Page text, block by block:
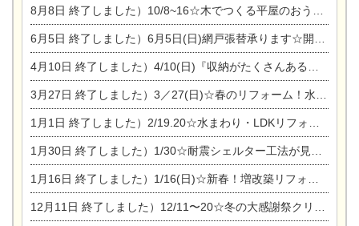
8月8日 終了しました）10/8~16☆木でつくる平屋のおうちのつくり方【完全予約制】
6月5日 終了しました）6月5日(日)網戸張替承ります☆開催！
4月10日 終了しました）4/10(日)『収納がたくさんあるおうち現場見学会』
3月27日 終了しました）3／27(日)☆春のリフォーム！水まわりLDKリフォーム相談会&今がチャンス！エアコン相談会
1月1日 終了しました）2/19.20☆水まわり・LDKリフォーム相談会＆エアコン相談会
1月30日 終了しました）1/30☆耐震シェルター工法が見れる完成見学会
1月16日 終了しました）1/16(日)☆新春！増改築リフォーム&家の修理まつり
12月11日 終了しました）12/11〜20☆冬の大感謝祭クリスマス相談会開催